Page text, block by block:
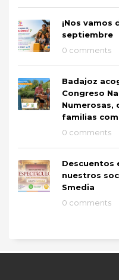
¡Nos vamos
septiembre
0 comments
Badajoz
Congreso
Numerosas,
familias
0 comments
Descuentos
nuestros
Smedia
0 comments